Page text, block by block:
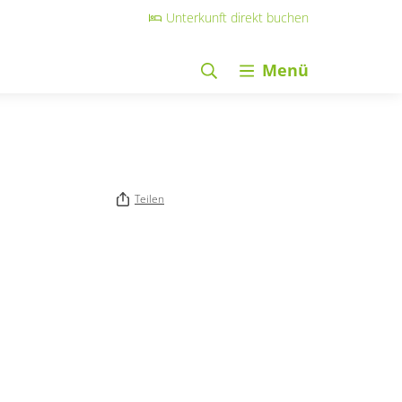
Unterkunft direkt buchen
Menü
Teilen